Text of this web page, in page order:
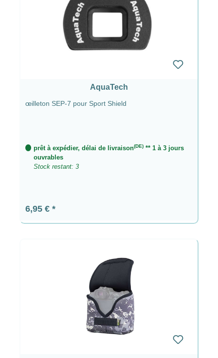
AquaTech
œilleton SEP-7 pour Sport Shield
prêt à expédier, délai de livraison(DE) ** 1 à 3 jours
ouvrables
Stock restant: 3
Prix régulier :
6,95 €